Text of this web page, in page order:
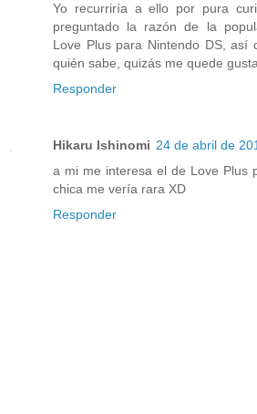
Yo recurriría a ello por pura
preguntado la razón de la
Love Plus para Nintendo DS, así
quién sabe, quizás me quede
Responder
Hikaru Ishinomi 24 de abril de
a mi me interesa el de Love Plus
chica me vería rara XD
Responder